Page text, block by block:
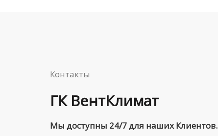
Контакты
ГК ВентКлимат
Мы доступны 24/7 для наших Клиентов.